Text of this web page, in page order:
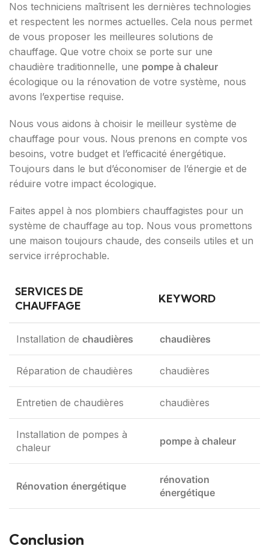
Nos techniciens maîtrisent les dernières technologies
et respectent les normes actuelles. Cela nous permet
de vous proposer les meilleures solutions de
chauffage. Que votre choix se porte sur une
chaudière traditionnelle, une pompe à chaleur
écologique ou la rénovation de votre système, nous
avons l’expertise requise.
Nous vous aidons à choisir le meilleur système de
chauffage pour vous. Nous prenons en compte vos
besoins, votre budget et l’efficacité énergétique.
Toujours dans le but d’économiser de l’énergie et de
réduire votre impact écologique.
Faites appel à nos plombiers chauffagistes pour un
système de chauffage au top. Nous vous promettons
une maison toujours chaude, des conseils utiles et un
service irréprochable.
SERVICES DE
CHAUFFAGE
KEYWORD
Installation de chaudières chaudières
Réparation de chaudières chaudières
Entretien de chaudières chaudières
Installation de pompes à
chaleur
pompe à chaleur
Rénovation énergétique
rénovation
énergétique
Conclusion